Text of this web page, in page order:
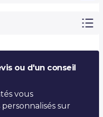
ou d'un conseil
vous
sur